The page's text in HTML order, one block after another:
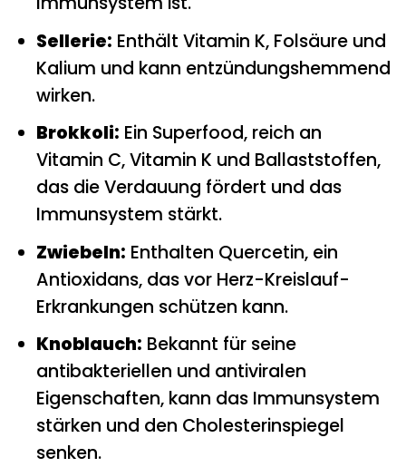
Sellerie: Enthält Vitamin K, Folsäure und
Kalium und kann entzündungshemmend
wirken.
Brokkoli: Ein Superfood, reich an
Vitamin C, Vitamin K und Ballaststoffen,
das die Verdauung fördert und das
Immunsystem stärkt.
Zwiebeln: Enthalten Quercetin, ein
Antioxidans, das vor Herz-Kreislauf-
Erkrankungen schützen kann.
Knoblauch: Bekannt für seine
antibakteriellen und antiviralen
Eigenschaften, kann das Immunsystem
stärken und den Cholesterinspiegel
senken.